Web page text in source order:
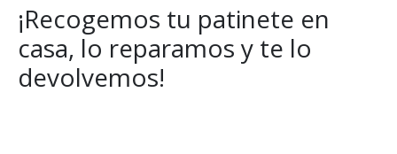
¡Recogemos tu patinete en
casa, lo reparamos y te lo
devolvemos!